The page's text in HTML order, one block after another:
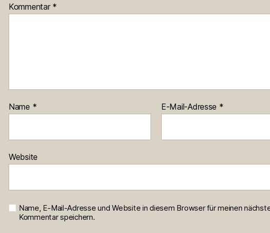
Kommentar *
Name * E-Mail-Adresse *
Website
Name, E-Mail-Adresse und Website in diesem Browser für meinen
Kommentar speichern.